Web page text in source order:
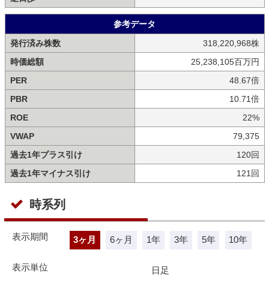
参考データ
発行済み株数
318,220,968株
時価総額
25,238,105百万円
PER
48.67倍
PBR
10.71倍
ROE
22%
VWAP
79,375
過去1年プラス引け
120回
過去1年マイナス引け
121回
時系列
表示期間 3ヶ月 6ヶ月 1年 3年 5年 10年
表示単位 日足